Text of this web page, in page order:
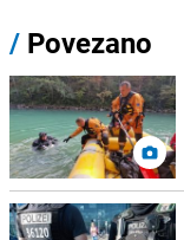
/ Povezano